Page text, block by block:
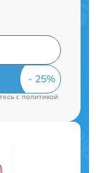
cполитикой